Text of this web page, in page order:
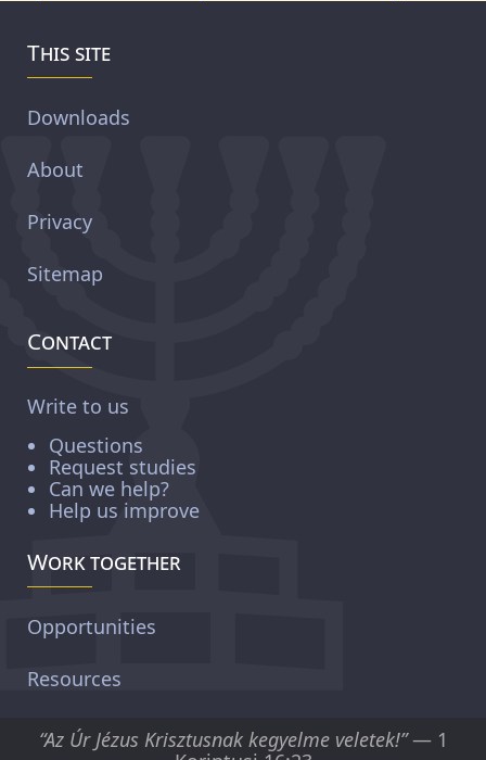
This site
Downloads
About
Privacy
Sitemap
Contact
Write to us
Questions
Request studies
Can we help?
Help us improve
Work together
Opportunities
Resources
“Az Úr Jézus Krisztusnak kegyelme veletek!”— 1